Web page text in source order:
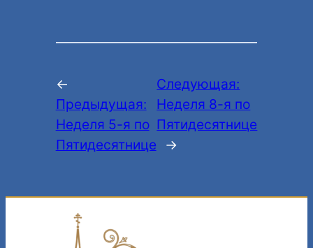
←
Предыдущая:
Неделя 5-я по
Пятидесятнице
Следующая:
Неделя 8-я по
Пятидесятнице
→